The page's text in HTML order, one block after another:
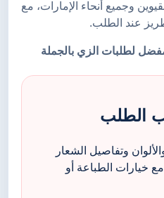
وجميع أنحاء الإمارات، مع
عند الطلب.
الطلب
وتفاصيل الشعار
الطباعة أو